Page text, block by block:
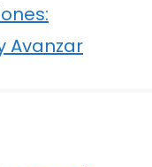
Avanzar